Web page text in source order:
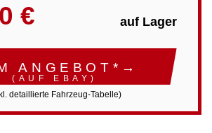
€ auf Lager
ANGEBOT*→
(AUF EBAY)
detaillierte Fahrzeug-Tabelle)